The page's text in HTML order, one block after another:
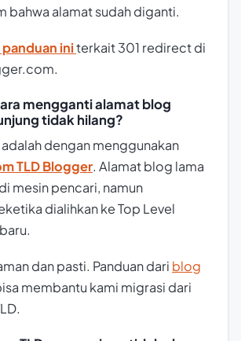
bahwa alamat sudah diganti.
panduan initerkait 301 redirect di
mengganti alamat blog
tidak hilang?
dengan menggunakan
TLD Blogger. Alamat blog lama
mesin pencari, namun
dialihkan ke Top Level
dan pasti. Panduan dari blog
membantu kami migrasi dari